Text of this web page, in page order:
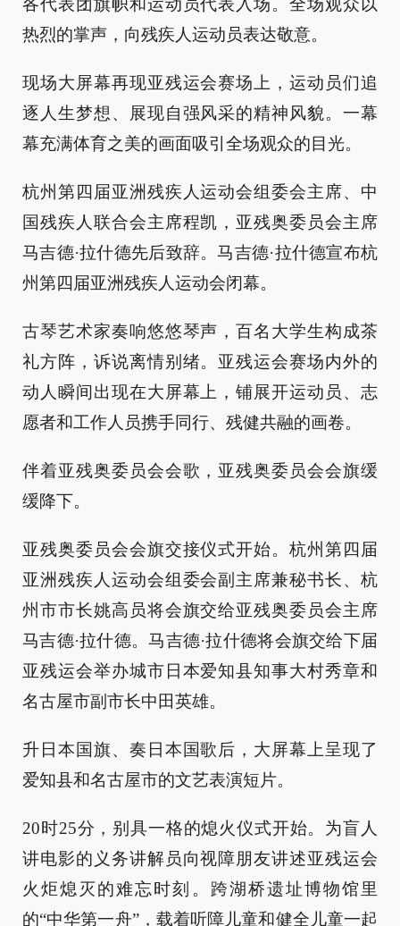
各代表团旗帜和运动员代表入场。全场观众以
热烈的掌声，向残疾人运动员表达敬意。
现场大屏幕再现亚残运会赛场上，运动员们追
逐人生梦想、展现自强风采的精神风貌。一幕
幕充满体育之美的画面吸引全场观众的目光。
杭州第四届亚洲残疾人运动会组委会主席、中
国残疾人联合会主席程凯，亚残奥委员会主席
马吉德·拉什德先后致辞。马吉德·拉什德宣布杭
州第四届亚洲残疾人运动会闭幕。
古琴艺术家奏响悠悠琴声，百名大学生构成茶
礼方阵，诉说离情别绪。亚残运会赛场内外的
动人瞬间出现在大屏幕上，铺展开运动员、志
愿者和工作人员携手同行、残健共融的画卷。
伴着亚残奥委员会会歌，亚残奥委员会会旗缓
缓降下。
亚残奥委员会会旗交接仪式开始。杭州第四届
亚洲残疾人运动会组委会副主席兼秘书长、杭
州市市长姚高员将会旗交给亚残奥委员会主席
马吉德·拉什德。马吉德·拉什德将会旗交给下届
亚残运会举办城市日本爱知县知事大村秀章和
名古屋市副市长中田英雄。
升日本国旗、奏日本国歌后，大屏幕上呈现了
爱知县和名古屋市的文艺表演短片。
20时25分，别具一格的熄火仪式开始。为盲人
讲电影的义务讲解员向视障朋友讲述亚残运会
火炬熄灭的难忘时刻。跨湖桥遗址博物馆里
的“中华第一舟”，载着听障儿童和健全儿童一起